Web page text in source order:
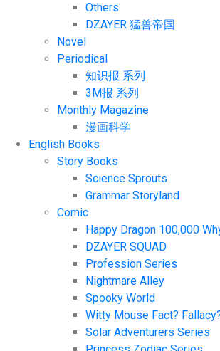
Others
DZAYER 猛兽帝国
Novel
Periodical
知识报 系列
3M报 系列
Monthly Magazine
漫画科学
English Books
Story Books
Science Sprouts
Grammar Storyland
Comic
Happy Dragon 100,000
DZAYER SQUAD
Profession Series
Nightmare Alley
Spooky World
Witty Mouse Fact?
Solar Adventurers Series